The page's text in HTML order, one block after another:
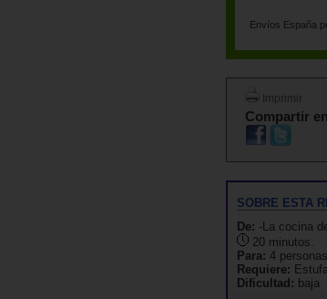
Envíos España
Imprimir
Compartir
SOBRE ESTA
De: -La cocina
20 minutos.
Para: 4 personas
Requiere:
Dificultad: baja